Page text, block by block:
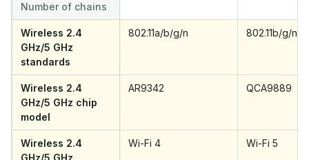
Number of chains
Wireless 2.4
GHz/5 GHz
standards
802.11a/b/g/n 802.11b/g/n,
Wireless 2.4
GHz/5 GHz chip
model
AR9342 QCA9889
Wireless 2.4
Wi-Fi 4 Wi-Fi 5